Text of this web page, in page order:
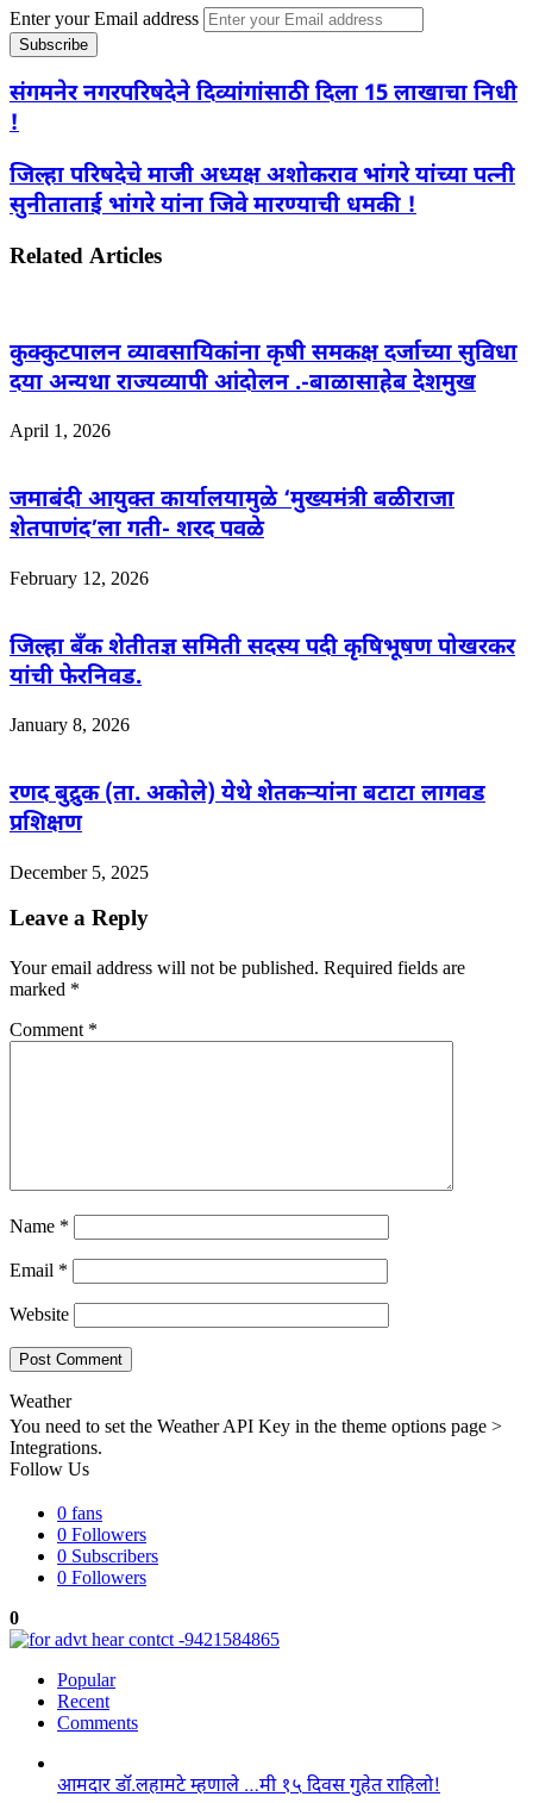
Enter your Email address
संगमनेर नगरपरिषदेने दिव्यांगांसाठी दिला 15 लाखाचा निधी
!
जिल्हा परिषदेचे माजी अध्यक्ष अशोकराव भांगरे यांच्या पत्नी
सुनीताताई भांगरे यांना जिवे मारण्याची धमकी !
Related Articles
कुक्कुटपालन व्यावसायिकांना कृषी समकक्ष दर्जाच्या सुविधा
दया अन्यथा राज्यव्यापी आंदोलन .-बाळासाहेब देशमुख
April 1, 2026
जमाबंदी आयुक्त कार्यालयामुळे ‘मुख्यमंत्री बळीराजा
शेतपाणंद’ला गती- शरद पवळे
February 12, 2026
जिल्हा बँक शेतीतज्ञ समिती सदस्य पदी कृषिभूषण पोखरकर
यांची फेरनिवड.
January 8, 2026
रणद बुद्रुक (ता. अकोले) येथे शेतकऱ्यांना बटाटा लागवड
प्रशिक्षण
December 5, 2025
Leave a Reply
Your email address will not be published. Required fields are
marked *
Comment *
Name *
Email *
Website
Weather
You need to set the Weather API Key in the theme options page >
Integrations.
Follow Us
0 fans
0 Followers
0 Subscribers
0 Followers
0
Popular
Recent
Comments
आमदार डॉ.लहामटे म्हणाले …मी १५ दिवस गुहेत राहिलो!